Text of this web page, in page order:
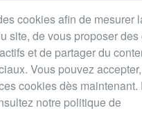
cookies afin de mesurer
site, de vous proposer
et de partager du
Vous pouvez
cookies dès maintenant.
notre politique de